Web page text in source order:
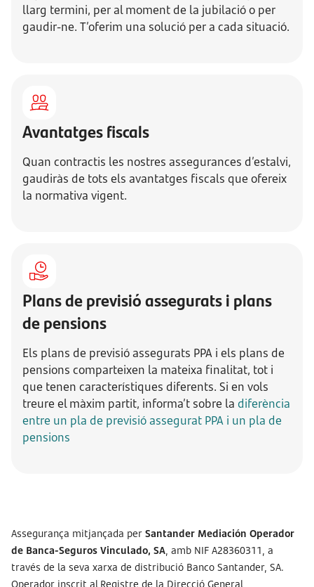
llarg termini, per al moment de la jubilació o per
gaudir-ne. T’oferim una solució per a cada situació.
Avantatges fiscals
Quan contractis les nostres assegurances d’estalvi,
gaudiràs de tots els avantatges fiscals que ofereix
la normativa vigent.
Plans de previsió assegurats i plans
de pensions
Els plans de previsió assegurats PPA i els plans de
pensions comparteixen la mateixa finalitat, tot i
que tenen característiques diferents. Si en vols
treure el màxim partit, informa’t sobre la diferència
entre un pla de previsió assegurat PPA i un pla de
pensions
Assegurança mitjançada per Santander Mediación Operador
de Banca-Seguros Vinculado, SA, amb NIF A28360311, a
través de la seva xarxa de distribució Banco Santander, SA.
Operador inscrit al Registre de la Direcció General